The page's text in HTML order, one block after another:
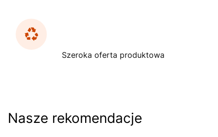
Szeroka oferta produktowa
Nasze rekomendacje